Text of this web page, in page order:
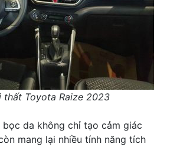
thất Toyota Raize 2023
bọc da không chỉ tạo cảm giác
mang lại nhiều tính năng tích